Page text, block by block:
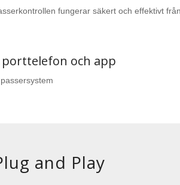
fungerar säkert och effektivt
porttelefon och app
and Play